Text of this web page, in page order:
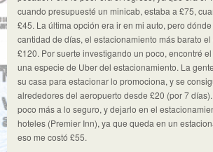
cuando presupuesté un minicab, estaba a £75,
£45. La última opción era ir en mi auto, pero
cantidad de días, el estacionamiento más barato
£120. Por suerte investigando un poco, encontré
una especie de Uber del estacionamiento. La
su casa para estacionar lo promociona, y se
alrededores del aeropuerto desde £20 (por 7
poco más a lo seguro, y dejarlo en el
hoteles (Premier Inn), ya que queda en un
eso me costó £55.